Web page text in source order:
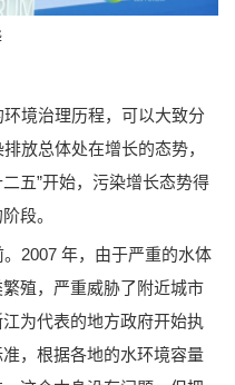
境治理历程，可以大致分
放总体处在增长的态势，
五”开始，污染增长态势得
段。
2007 年，由于严重的水体
殖，严重威胁了附近城市
为代表的地方政府开始执
，根据各地的水环境容量